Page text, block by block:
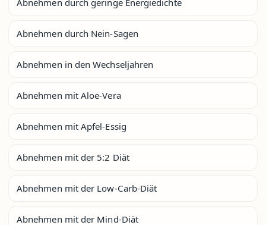
Abnehmen durch Nein-Sagen
Abnehmen in den Wechseljahren
Abnehmen mit Aloe-Vera
Abnehmen mit Apfel-Essig
Abnehmen mit der 5:2 Diät
Abnehmen mit der Low-Carb-Diät
Abnehmen mit der Mind-Diät